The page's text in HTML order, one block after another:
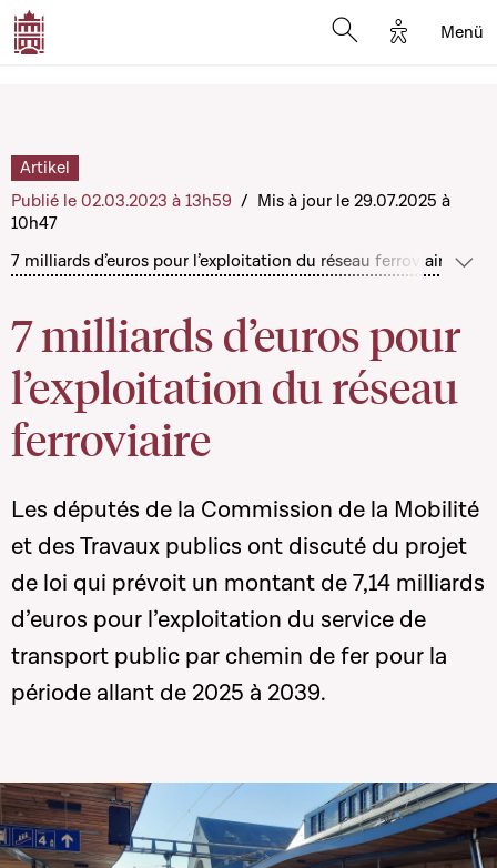
Options
Menü
7 milliards d’euros pour l’exploitation du réseau ferroviaire 7
7 milliards d’euros pour
l’exploitation du réseau
ferroviaire
Artikel
Publié le 02.03.2023 à 13h59 / Mis à jour le 29.07.2025 à
10h47
Les députés de la Commission de la Mobilité
et des Travaux publics ont discuté du projet
de loi qui prévoit un montant de 7,14 milliards
d’euros pour l’exploitation du service de
transport public par chemin de fer pour la
période allant de 2025 à 2039.